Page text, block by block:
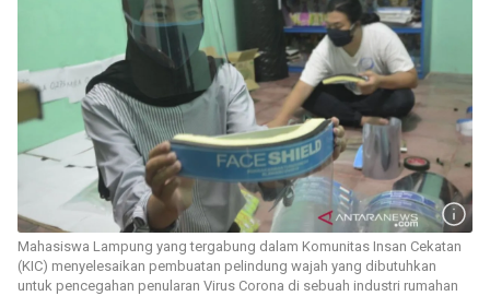
Mahasiswa Lampung yang tergabung dalam Komunitas Insan Cekatan
(KIC) menyelesaikan pembuatan pelindung wajah yang dibutuhkan
untuk pencegahan penularan Virus Corona di sebuah industri rumahan